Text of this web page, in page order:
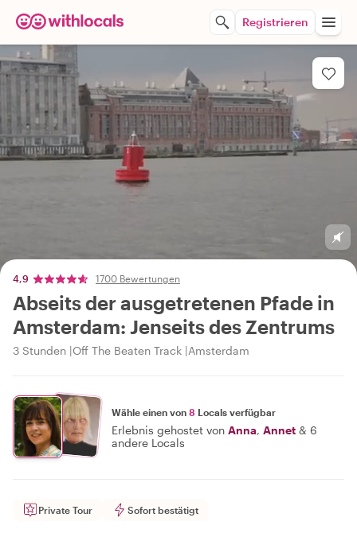
Registrieren
4,9 1700 Bewertungen
Abseits der ausgetretenen Pfade in
Amsterdam: Jenseits des Zentrums
3 Stunden Off The Beaten Track Amsterdam
Wähle einen von 8 Locals verfügbar
Erlebnis gehostet von Anna, Annet & 6
andere Locals
Private Tour Sofort bestätigt